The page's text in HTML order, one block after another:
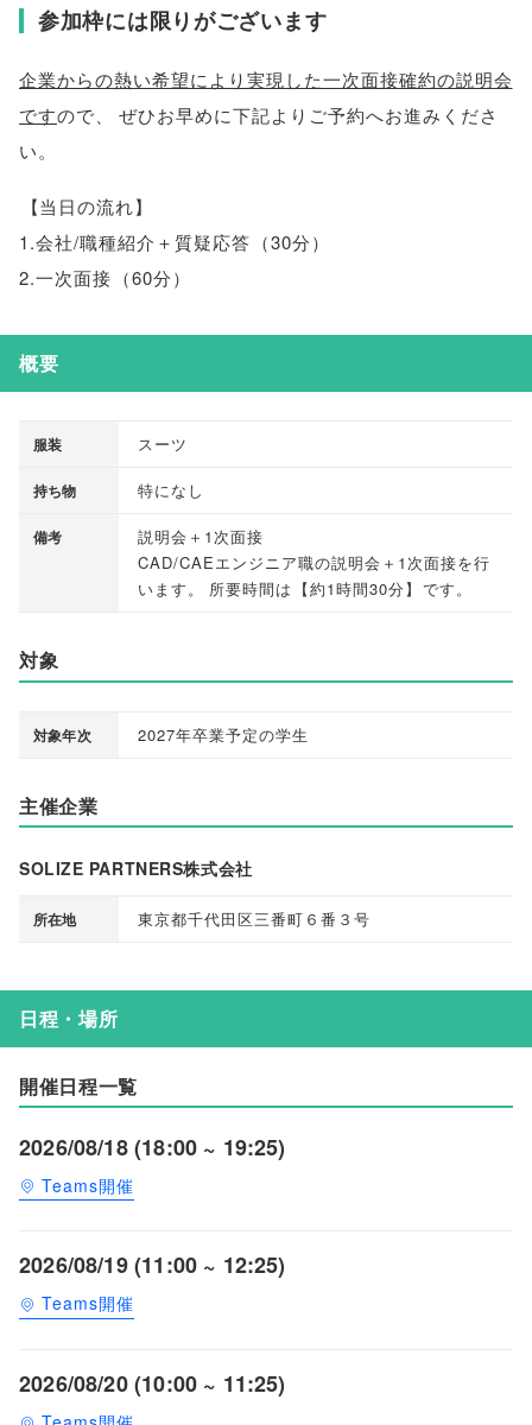
参加枠には限りがございます
企業からの熱い希望により実現した一次面接確約の説明会
ですので、
ぜひお早めに下記よりご予約へお進みくださ
い。
【当日の流れ】
1.会社/職種紹介＋質疑応答 （30分）
2.一次面接 （60分）
概要
服装 スーツ
持ち物 特になし
備考
説明会＋1次面接
CAD/CAEエンジニア職の説明会＋1次面接を行
います 。 所要時間は 【約1時間30分】 です 。
対象
対象年次 2027年卒業予定の学生
主催企業
SOLIZE PARTNERS株式会社
所在地 東京都千代田区三番町６番３号
日程・場所
開催日程一覧
2026/08/18 (18:00 ~ 19:25)
Teams開催
2026/08/19 (11:00 ~ 12:25)
Teams開催
2026/08/20 (10:00 ~ 11:25)